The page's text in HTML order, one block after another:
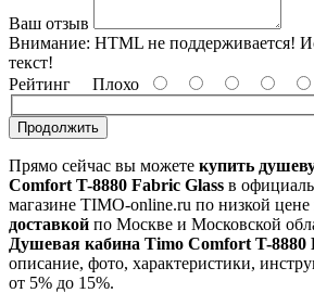
Ваш отзыв
Внимание: HTML не поддерживается!
текст!
Рейтинг Плохо
Продолжить
Прямо сейчас вы можете купить
Comfort T-8880 Fabric Glass в
магазине TIMO-online.ru по низкой цене
доставкой по Москве и Московской
Душевая кабина Timo Comfort T-8880
описание, фото, характеристики,
от 5% до 15%.